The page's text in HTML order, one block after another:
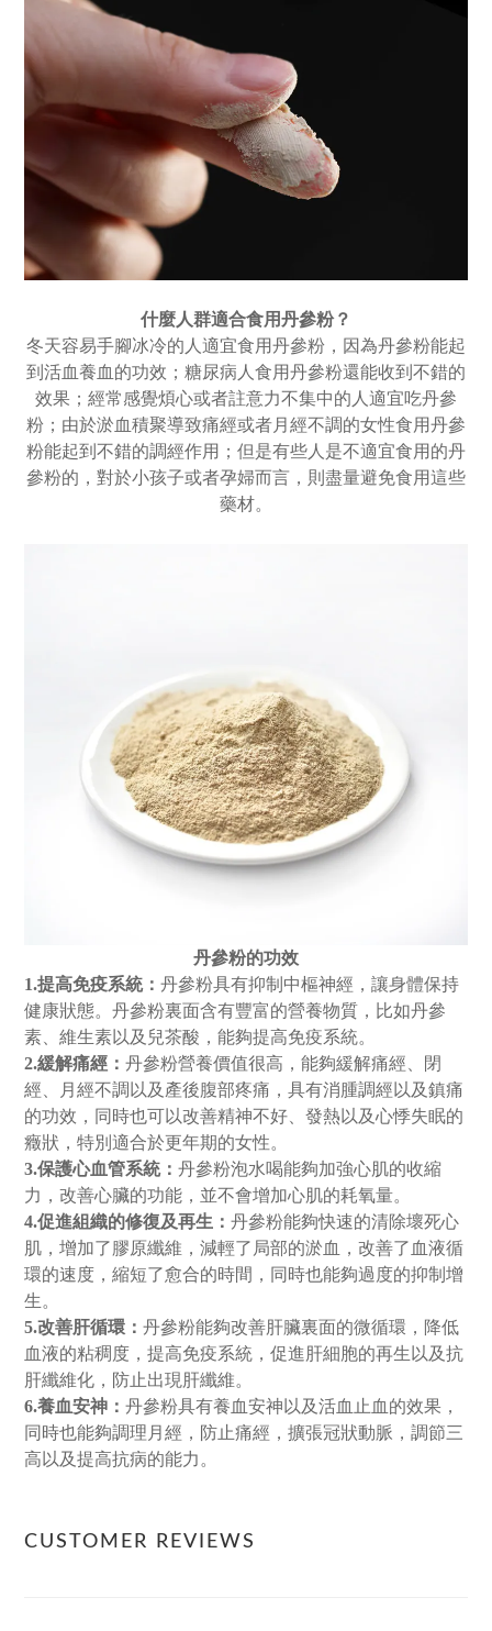
什麼人群適合食用丹參粉？
冬天容易手腳冰冷的人適宜食用丹參粉，因為丹參粉能起
到活血養血的功效；糖尿病人食用丹參粉還能收到不錯的
效果；經常感覺煩心或者註意力不集中的人適宜吃丹參
粉；由於淤血積聚導致痛經或者月經不調的女性食用丹參
粉能起到不錯的調經作用； 但是有些人是不適宜食用的丹
參粉的，對於小孩子或者孕婦而言，則盡量避免食用這些
藥材。
丹參粉的功效
1.提高免疫系統： 丹參粉具有抑制中樞神經，讓身體保持
健康狀態。丹參粉裏面含有豐富的營養物質，比如丹參
素、維生素以及兒茶酸，能夠提高免疫系統。
2.緩解痛經： 丹參粉營養價值很高，能夠緩解痛經、閉
經、月經不調以及產後腹部疼痛，具有消腫調經以及鎮痛
的功效，同時也可以改善精神不好、發熱以及心悸失眠的
癥狀，特別適合於更年期的女性。
3.保護心血管系統： 丹參粉泡水喝能夠加強心肌的收縮
力，改善心臟的功能，並不會增加心肌的耗氧量。
4.促進組織的修復及再生： 丹參粉能夠快速的清除壞死心
肌，增加了膠原纖維，減輕了局部的淤血，改善了血液循
環的速度，縮短了愈合的時間，同時也能夠過度的抑制增
生。
5.改善肝循環： 丹參粉能夠改善肝臟裏面的微循環，降低
血液的粘稠度，提高免疫系統，促進肝細胞的再生以及抗
肝纖維化，防止出現肝纖維。
6.養血安神： 丹參粉具有養血安神以及活血止血的效果，
同時也能夠調理月經，防止痛經，擴張冠狀動脈，調節三
高以及提高抗病的能力。
CUSTOMER REVIEWS